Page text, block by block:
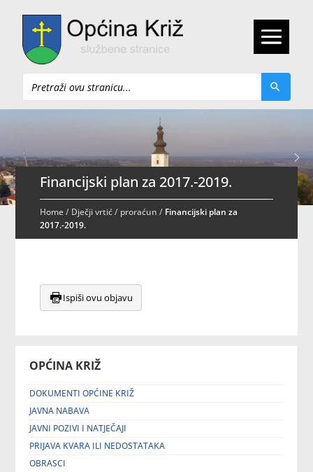
Pretraži
OPĆINA KRIŽ
DOKUMENTI OPĆINE KRIŽ
JAVNA NABAVA
JAVNI POZIVI I NATJEČAJI
PRIJAVA KVARA ILI NEDOSTATAKA
OBRASCI
Financijski plan za 2017.-2019.
Home/ Dječji vrtić/ proraćun / Financijski plan za
2017.-2019.
Ispiši ovu objavu